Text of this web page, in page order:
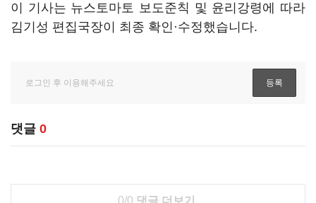
이 기사는 뉴스토마토 보도준칙 및 윤리강령에 따라
김기성 편집국장이 최종 확인·수정했습니다.
댓글 0
0/0 댓글 더보기